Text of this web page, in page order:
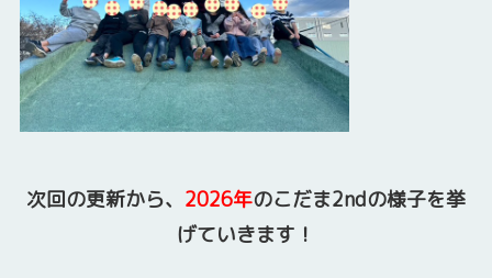
次回の更新から、 2026年のこだま2ndの様子を挙
げていきます！